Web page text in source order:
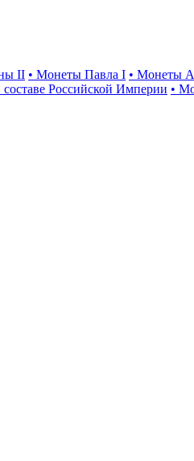
II • Монеты Павла I • Монеты
Российской Империи •